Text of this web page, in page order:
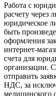
Работа с
расчету через
юридическое
быть
оформления
интернет-
счета для
организации.
отправить
НДС, за
медицинского